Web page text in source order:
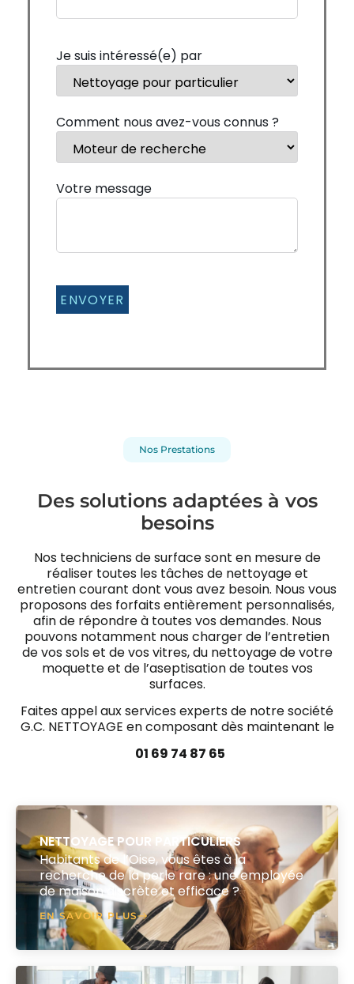
Je suis intéressé(e) par
Comment nous avez-vous connus ?
Votre message
Nos Prestations
Des solutions adaptées à vos
besoins
Nos techniciens de surface sont en mesure de
réaliser toutes les tâches de nettoyage et
entretien courant dont vous avez besoin. Nous vous
proposons des forfaits entièrement personnalisés,
afin de répondre à toutes vos demandes. Nous
pouvons notamment nous charger de l’entretien
de vos sols et de vos vitres, du nettoyage de votre
moquette et de l’aseptisation de toutes vos
surfaces.
Faites appel aux services experts de notre société
G.C. NETTOYAGE en composant dès maintenant le
01 69 74 87 65
NETTOYAGE POUR PARTICULIERS
Habitants de l’Oise, vous êtes à la
recherche de la perle rare : une employée
de maison discrète et efficace ?
EN SAVOIR PLUS